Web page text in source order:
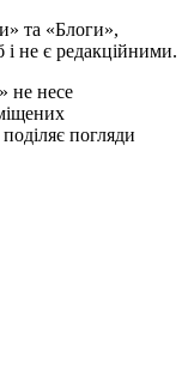
та «Блоги»,
і не є редакційними.
не несе
погляди